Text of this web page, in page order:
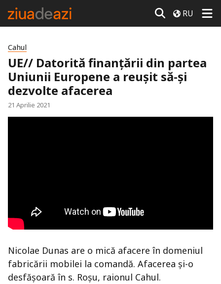
RU
Cahul
UE// Datorită finanțării din partea
Uniunii Europene a reușit să-și
dezvolte afacerea
21 Aprilie 2021
Nicolae Dunas are o mică afacere în domeniul
fabricării mobilei la comandă. Afacerea și-o
desfășoară în s. Roșu, raionul Cahul.